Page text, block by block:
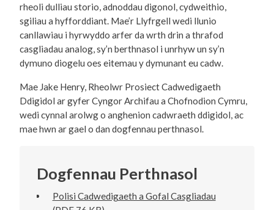
rheoli dulliau storio, adnoddau digonol, cydweithio,
sgiliau a hyfforddiant. Mae’r Llyfrgell wedi llunio
canllawiau i hyrwyddo arfer da wrth drin a thrafod
casgliadau analog, sy’n berthnasol i unrhyw un sy’n
dymuno diogelu oes eitemau y dymunant eu cadw.
Mae Jake Henry, Rheolwr Prosiect Cadwedigaeth
Ddigidol ar gyfer Cyngor Archifau a Chofnodion Cymru,
wedi cynnal arolwg o anghenion cadwraeth ddigidol, ac
mae hwn ar gael o dan dogfennau perthnasol.
Dogfennau Perthnasol
Polisi Cadwedigaeth a Gofal Casgliadau